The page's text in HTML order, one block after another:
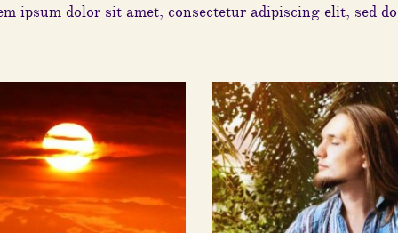
Lorem
adipiscing
incididunt
ipsum dolor sit amet, consectetur adipiscing elit, sed